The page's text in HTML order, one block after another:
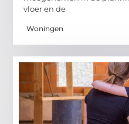
vloer en de
Woningen